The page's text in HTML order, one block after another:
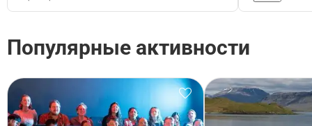
Популярные активности